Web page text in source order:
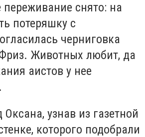
переживание снято: на
потеряшку с
черниговка
Животных любит, да
аистов у нее
узнав из газетной
которого подобрали